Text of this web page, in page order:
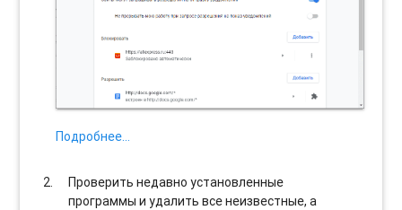
Подробнее…
Проверить недавно установленные
программы и удалить все неизвестные, а